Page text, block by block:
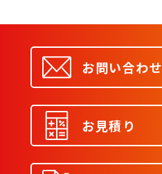
お問い合わせ
お見積り